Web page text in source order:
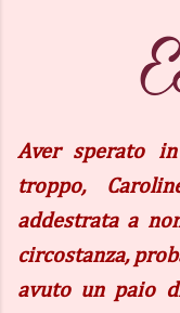
Aver sperato
troppo,
addestrata a
circostanza,
avuto un paio